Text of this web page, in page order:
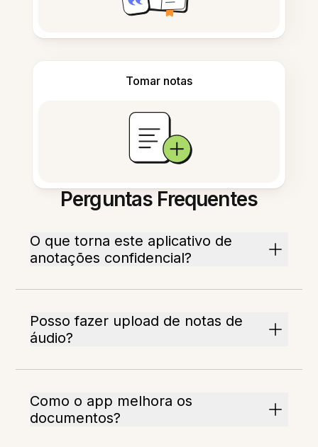
Tomar notas
Perguntas Frequentes
O que torna este aplicativo de
anotações confidencial?
Posso fazer upload de notas de
áudio?
Como o app melhora os
documentos?